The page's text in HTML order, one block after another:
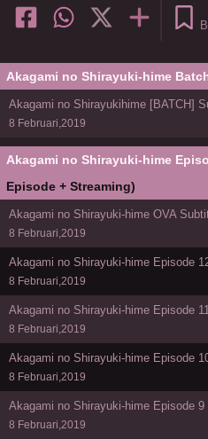
Akagami no Shirayuki-hime
Akagami no Shirayukihime [BATCH]
8 Februari,2019
Akagami no Shirayuki-hime
Episode + Streaming)
Akagami no Shirayuki-hime OVA
8 Februari,2019
Akagami no Shirayuki-hime Episode
8 Februari,2019
Akagami no Shirayuki-hime Episode
8 Februari,2019
Akagami no Shirayuki-hime Episode
8 Februari,2019
Akagami no Shirayuki-hime Episode
8 Februari,2019